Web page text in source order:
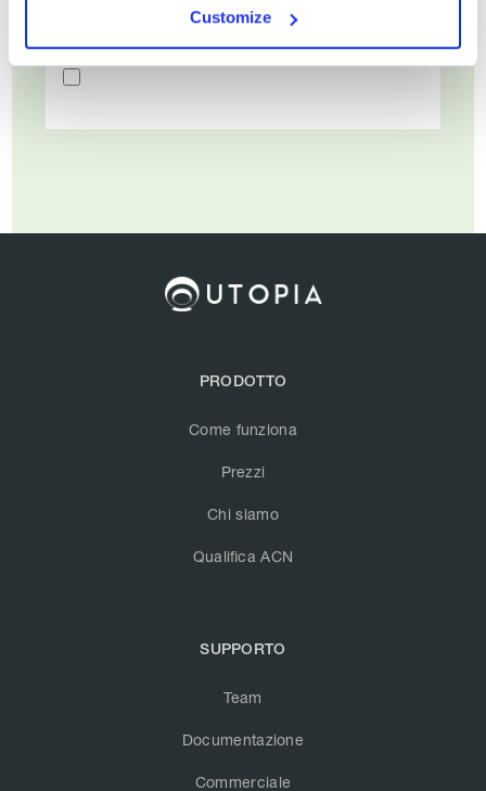
Customize
PRODOTTO
Come funziona
Prezzi
Chi siamo
Qualifica ACN
SUPPORTO
Team
Documentazione
Commerciale